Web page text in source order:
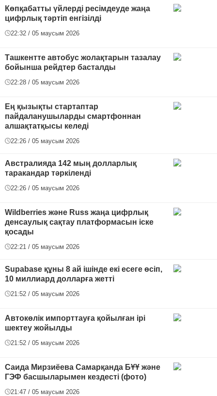
Көпқабатты үйлерді ресімдеуде жаңа
цифрлық тәртіп енгізілді
22:32 / 05 маусым 2026
Ташкентте автобус жолақтарын тазалау
бойынша рейдтер басталды
22:28 / 05 маусым 2026
Ең қызықты стартаптар
пайдаланушыларды смартфоннан
алшақтатқысы келеді
22:26 / 05 маусым 2026
Австралияда 142 мың долларлық
таракандар тәркіленді
22:26 / 05 маусым 2026
Wildberries және Russ жаңа цифрлық
денсаулық сақтау платформасын іске
қосады
22:21 / 05 маусым 2026
Supabase құны 8 ай ішінде екі есеге өсіп,
10 миллиард долларға жетті
21:52 / 05 маусым 2026
Автокөлік импорттауға қойылған ірі
шектеу жойылды
21:52 / 05 маусым 2026
Саида Мирзиёева Самарқанда БҰҰ және
ГЭФ басшыларымен кездесті (фото)
21:47 / 05 маусым 2026